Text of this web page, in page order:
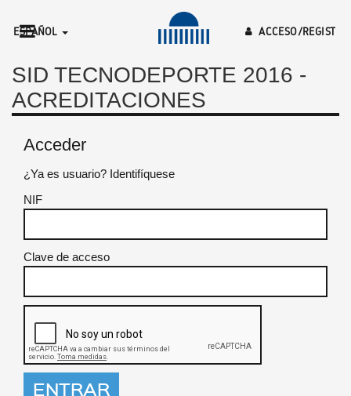
ESPAÑOL ACCESO/REGIST
SID TECNODEPORTE 2016 -
ACREDITACIONES
Acceder
¿Ya es usuario? Identifíquese
NIF
Clave de acceso